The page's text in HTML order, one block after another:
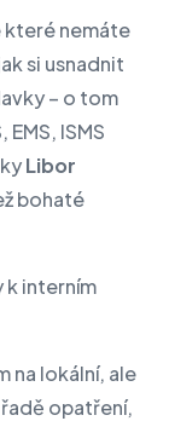
které nemáte
si usnadnit
– o tom
EMS, ISMS
Libor
bohaté
k interním
na lokální, ale
opatření,